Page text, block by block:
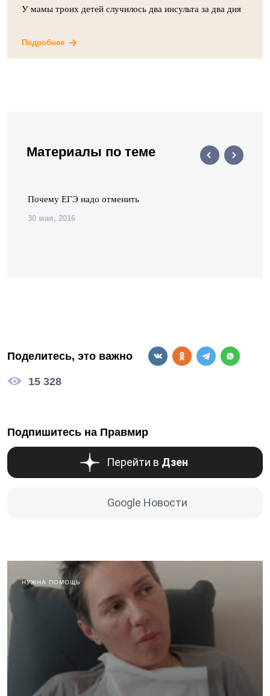
У мамы троих детей случилось два инсульта за два дня
Подробнее
Материалы по теме
Почему ЕГЭ надо отменить
30 мая, 2016
Поделитесь, это важно
15 328
Подпишитесь на Правмир
Перейти в Дзен
Google Новости
НУЖНА ПОМОЩЬ